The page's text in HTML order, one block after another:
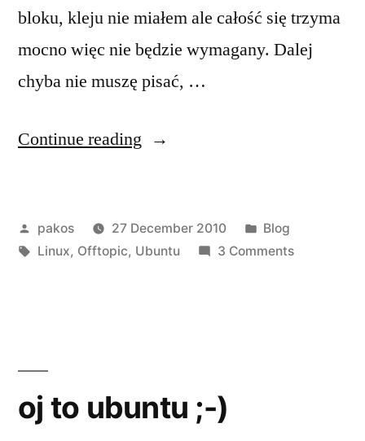
bloku, kleju nie miałem ale całość się trzyma
mocno więc nie będzie wymagany. Dalej
chyba nie muszę pisać, …
Continue reading “Robot
Posted
by
pakos 27 December 2010
Posted
in
Blog
Tags:
Linux, Offtopic, Ubuntu 3 Commentson
oj to ubuntu ;-)